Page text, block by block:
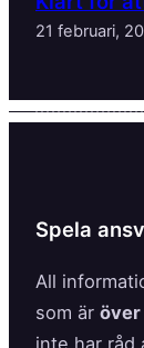
21 februari,
Spela
All
som är över
inte har råd